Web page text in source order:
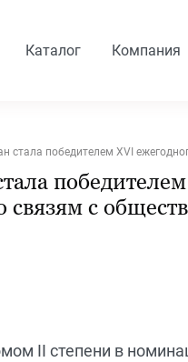
Каталог Компания
стала победителем XVI
связям с
II степени в